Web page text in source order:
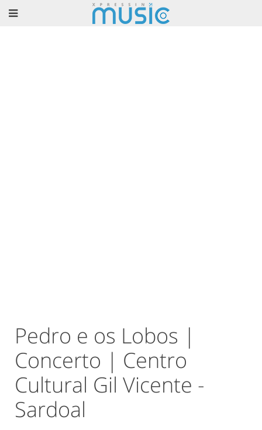
Pedro e os Lobos |
Concerto | Centro
Cultural Gil Vicente -
Sardoal